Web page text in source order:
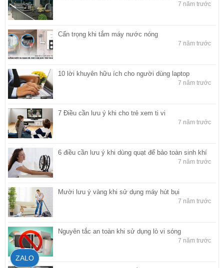
7 năm trước
Cẩn trọng khi tắm máy nước nóng
7 năm trước
10 lời khuyên hữu ích cho người dùng laptop
7 năm trước
7 Điều cần lưu ý khi cho trẻ xem ti vi
7 năm trước
6 điều cần lưu ý khi dùng quạt để bảo toàn sinh khí
7 năm trước
Mười lưu ý vàng khi sử dụng máy hút bụi
7 năm trước
Nguyên tắc an toàn khi sử dụng lò vi sóng
7 năm trước
ZALO